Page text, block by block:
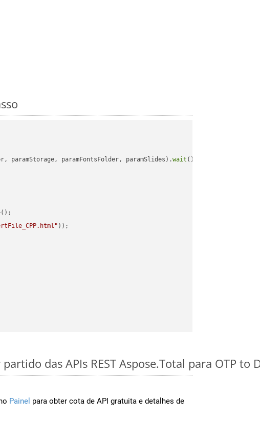
paramStorage, paramFontsFolder, paramSlides).wait ();
das APIs REST Aspose.Total para OTP to
Painel para obter cota de API gratuita e detalhes de